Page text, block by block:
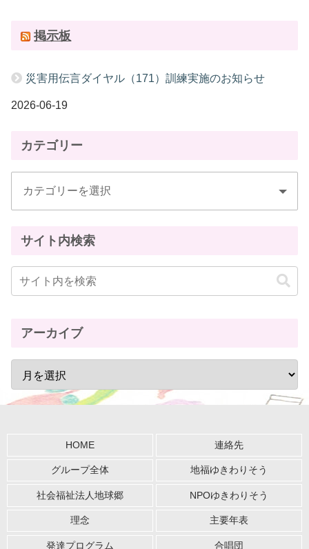
掲示板
災害用伝言ダイヤル（171）訓練実施のお知らせ
2026-06-19
カテゴリー
サイト内検索
アーカイブ
HOME 連絡先
グループ全体 地福ゆきわりそう
社会福祉法人地球郷 NPOゆきわりそう
理念 主要年表
発達プログラム 合唱団